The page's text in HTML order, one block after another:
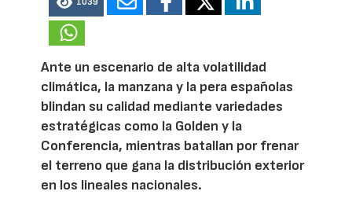
Ante un escenario de alta volatilidad
climática, la manzana y la pera españolas
blindan su calidad mediante variedades
estratégicas como la Golden y la
Conferencia, mientras batallan por frenar
el terreno que gana la distribución exterior
en los lineales nacionales.